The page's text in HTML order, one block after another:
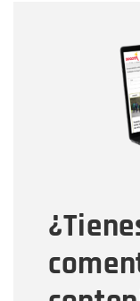
Correo
Tipo de
Mensaje